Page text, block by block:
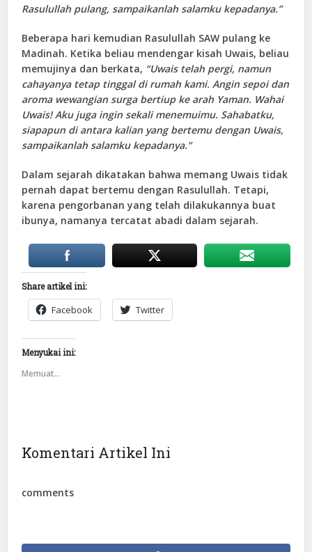
Rasulullah pulang, sampaikanlah salamku kepadanya.”
Beberapa hari kemudian Rasulullah SAW pulang ke
Madinah. Ketika beliau mendengar kisah Uwais, beliau
memujinya dan berkata, “Uwais telah pergi, namun
cahayanya tetap tinggal di rumah kami. Angin sepoi dan
aroma wewangian surga bertiup ke arah Yaman. Wahai
Uwais! Aku juga ingin sekali menemuimu. Sahabatku,
siapapun di antara kalian yang bertemu dengan Uwais,
sampaikanlah salamku kepadanya.”
Dalam sejarah dikatakan bahwa memang Uwais tidak
pernah dapat bertemu dengan Rasulullah. Tetapi,
karena pengorbanan yang telah dilakukannya buat
ibunya, namanya tercatat abadi dalam sejarah.
Share artikel ini:
Facebook Twitter
Menyukai ini:
Memuat...
Komentari Artikel Ini
comments